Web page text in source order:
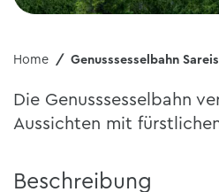
Home Genusssesselbahn Sareis
Die Genusssesselbahn
Aussichten mit
Beschreibung